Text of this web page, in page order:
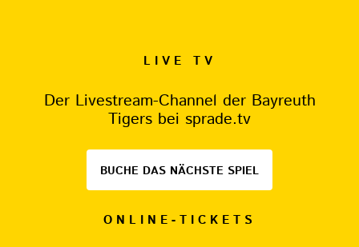
LIVE TV
Der Livestream-Channel der Bayreuth
Tigers bei sprade.tv
BUCHE DAS NÄCHSTE SPIEL
ONLINE-TICKETS